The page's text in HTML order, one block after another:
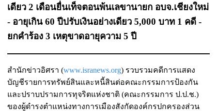
เดียว 2 เดือนยื่นเท็จตอนพ้นเลขานายก อบจ.เชียงใหม่
- อายุเกิน 60 ปีปรับเงินอย่างเดียว 5,000 บาท 1 คดี -
ยกคำร้อง 3 เหตุขาดอายุความ 5 ปี
สำนักข่าวอิศรา (www.isranews.org) รวบรวมคดีการแสดง
บัญชีรายการทรัพย์สินและหนี้สินต่อคณะกรรมการป้องกัน
และปราบปรามการทุจริตแห่งชาติ (คณะกรรมการ ป.ป.ช.)
ของผู้ดำรงตำแหน่งทางการเมืองสังกัดองค์กรปกครองส่วน